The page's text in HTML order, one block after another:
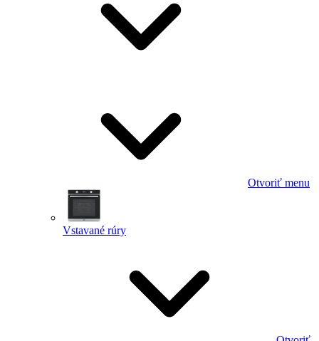
Otvoriť menu
Vstavané rúry